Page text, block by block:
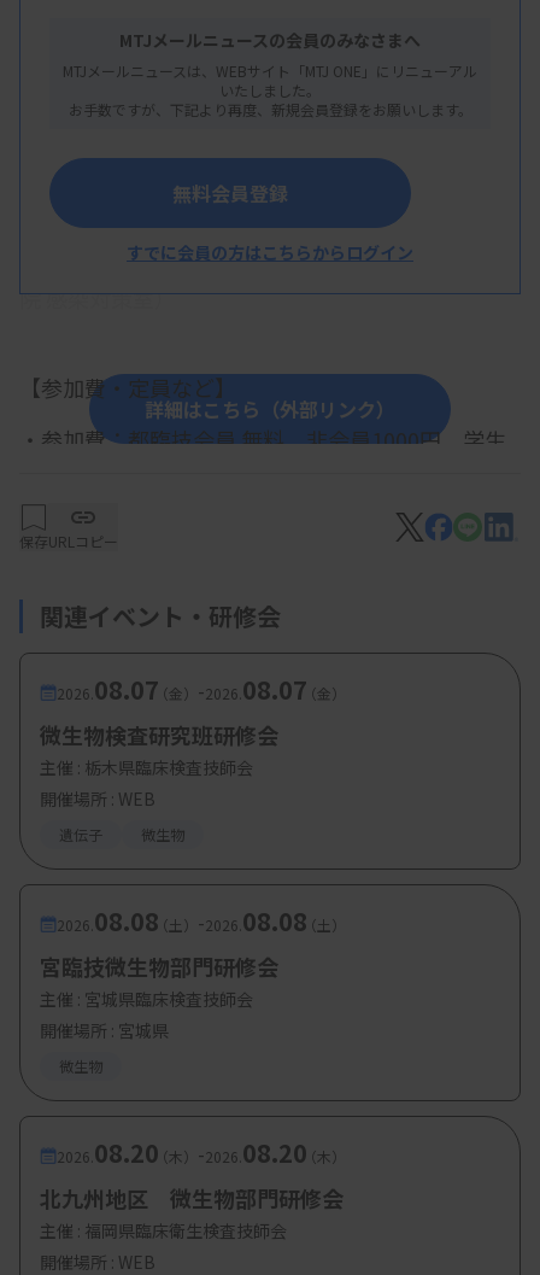
概 要
・講演：微生物検査技師が知っておくべき感染対策
の基礎知識（仮）
美島路恵先生（東京慈恵会医科大学 附属病
院 感染対策室）
【参加費・定員など】
・参加費：都臨技会員 無料、非会員1000円、学生
詳細はこちら（外部リンク）
MTJメールニュースの会員のみなさまへ
MTJメールニュースは、WEBサイト「MTJ ONE」にリニューアル
いたしました。
お手数ですが、下記より再度、新規会員登録をお願いします。
無料会員登録
すでに会員の方はこちらからログイン
保存URLコピー
関連イベント・研修会
2026. 08.07（金） -2026. 08.07（金）
微生物検査研究班研修会
主催 : 栃木県臨床検査技師会
開催場所 : WEB
遺伝子 微生物
2026. 08.08（土） -2026. 08.08（土）
宮臨技微生物部門研修会
主催 : 宮城県臨床検査技師会
開催場所 : 宮城県
微生物
2026. 08.20（木） -2026. 08.20（木）
北九州地区 微生物部門研修会
主催 : 福岡県臨床衛生検査技師会
開催場所 : WEB